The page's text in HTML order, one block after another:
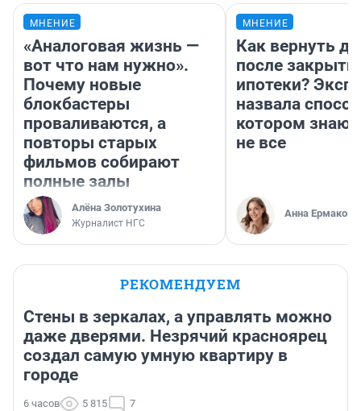
МНЕНИЕ
«Аналоговая жизнь —
вот что нам нужно».
Почему новые
блокбастеры
проваливаются, а
повторы старых
фильмов собирают
полные залы
Алёна Золотухина
Журналист НГС
МНЕНИЕ
Как вернуть
после
ипотеки?
назвала
котором
не все
Анна Ермакова
РЕКОМЕНДУЕМ
Стены в зеркалах, а управлять можно
даже дверями. Незрячий красноярец
создал самую умную квартиру в
городе
6 часов 5 815 7